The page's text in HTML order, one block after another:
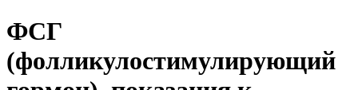
ФСГ
(фолликулостимулирующий